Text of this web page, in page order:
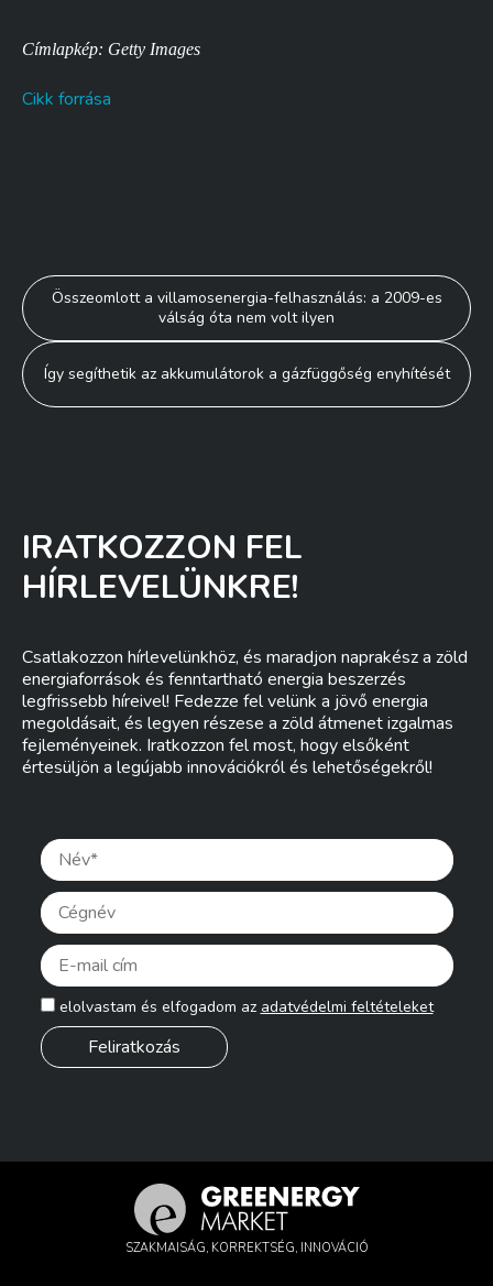
Címlapkép: Getty Images
Cikk forrása
Bejegyzés
navigáció
Összeomlott a villamosenergia-felhasználás: a 2009-es
válság óta nem volt ilyen
Így segíthetik az akkumulátorok a gázfüggőség enyhítését
IRATKOZZON FEL
HÍRLEVELÜNKRE!
Csatlakozzon hírlevelünkhöz, és maradjon naprakész a zöld
energiaforrások és fenntartható energia beszerzés
legfrissebb híreivel! Fedezze fel velünk a jövő energia
megoldásait, és legyen részese a zöld átmenet izgalmas
fejleményeinek. Iratkozzon fel most, hogy elsőként
értesüljön a legújabb innovációkról és lehetőségekről!
elolvastam és elfogadom az adatvédelmi feltételeket
SZAKMAISÁG, KORREKTSÉG, INNOVÁCIÓ